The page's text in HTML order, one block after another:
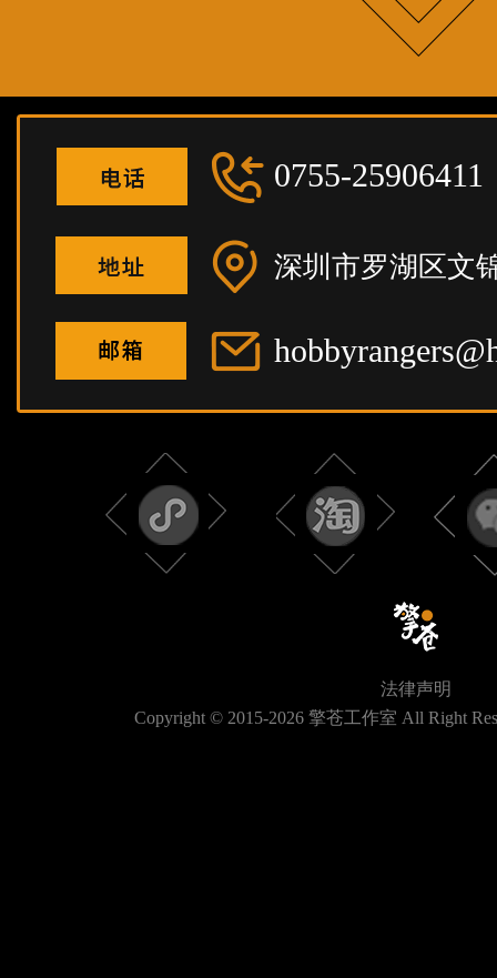
0755-25906411
深圳市罗湖区文
法律声明
Copyright © 2015-2026 擎苍工作室 All Right